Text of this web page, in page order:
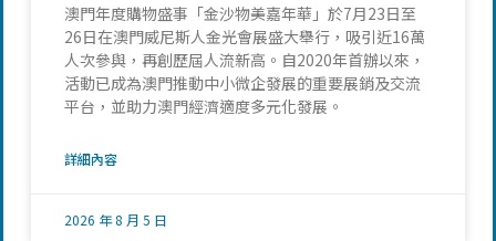
澳門年度購物盛事「金沙物美嘉年華」於7月23日至
26日在澳門威尼斯人金光會展盛大舉行，吸引近16萬
人次參與，再創歷屆人流新高。自2020年首辦以來，
活動已成為澳門推動中小微企發展的重要展銷及交流
平台，並助力澳門經濟適度多元化發展。
詳細內容
2026 年 8 月 5 日